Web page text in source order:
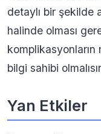
detaylı bir şekilde
halinde olması
komplikasyonların
bilgi sahibi
Yan Etkiler